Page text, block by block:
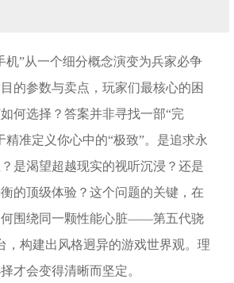
机”从一个细分概念演变为兵家必争
的参数与卖点，玩家们最核心的困
何选择？答案并非寻找一部“完
精准定义你心中的“极致”。是追求永
是渴望超越现实的视听沉浸？还是
的顶级体验？这个问题的关键，在
何围绕同一颗性能心脏——第五代骁
，构建出风格迥异的游戏世界观。理
才会变得清晰而坚定。